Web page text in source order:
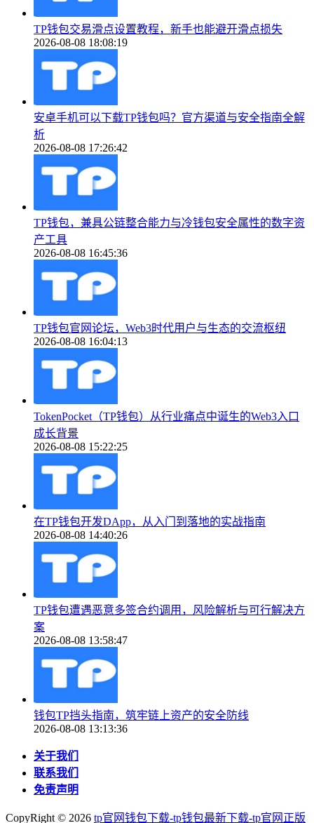
TP钱包交易滑点设置教程，新手也能避开滑点损失
2026-08-08 18:08:19
安卓手机可以下载TP钱包吗？官方渠道与安全指南全解
析
2026-08-08 17:26:42
TP钱包，兼具公链整合能力与冷钱包安全属性的数字资
产工具
2026-08-08 16:45:36
TP钱包官网论坛，Web3时代用户与生态的交流枢纽
2026-08-08 16:04:13
TokenPocket（TP钱包）从行业痛点中诞生的Web3入口
成长背景
2026-08-08 15:22:25
在TP钱包开发DApp，从入门到落地的实战指南
2026-08-08 14:40:26
TP钱包遭遇恶意多签合约调用，风险解析与可行解决方
案
2026-08-08 13:58:47
钱包TP挡头指南，筑牢链上资产的安全防线
2026-08-08 13:13:36
关于我们
联系我们
免责声明
CopyRight © 2026 tp官网钱包下载-tp钱包最新下载-tp官网正版